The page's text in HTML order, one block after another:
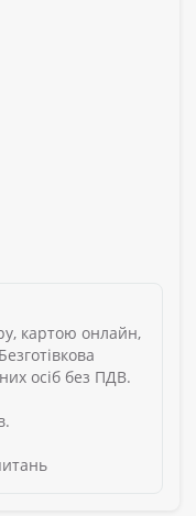
картою онлайн,
осіб без ПДВ.